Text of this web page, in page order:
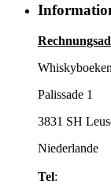
Palissade 1
3831 SH
Niederlande
Tel: